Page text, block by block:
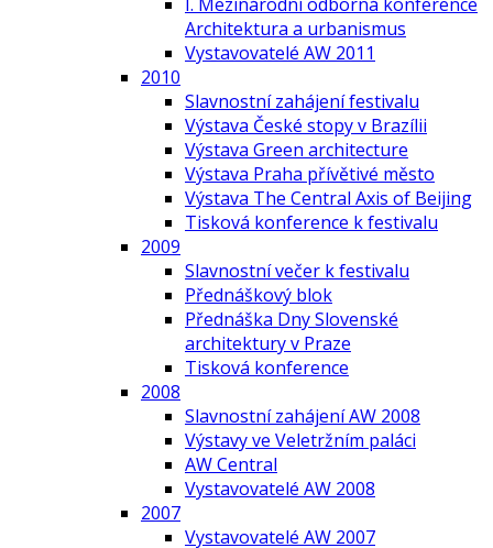
Architektura a urbanismus
Vystavovatelé AW 2011
2010
Slavnostní zahájení festivalu
Výstava České stopy v Brazílii
Výstava Green architecture
Výstava Praha přívětivé město
Výstava The Central Axis of Beijing
Tisková konference k festivalu
2009
Slavnostní večer k festivalu
Přednáškový blok
Přednáška Dny Slovenské
architektury v Praze
Tisková konference
2008
Slavnostní zahájení AW 2008
Výstavy ve Veletržním paláci
AW Central
Vystavovatelé AW 2008
2007
Vystavovatelé AW 2007